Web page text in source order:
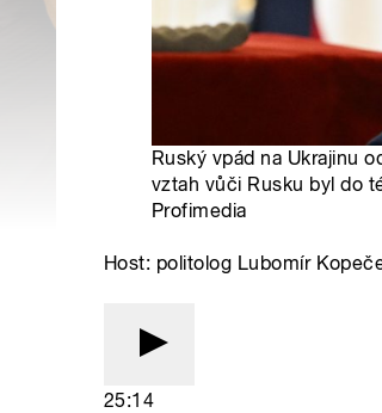
Ruský vpád na Ukrajinu
vztah vůči Rusku byl do
Profimedia
Host: politolog Lubomír
25:14